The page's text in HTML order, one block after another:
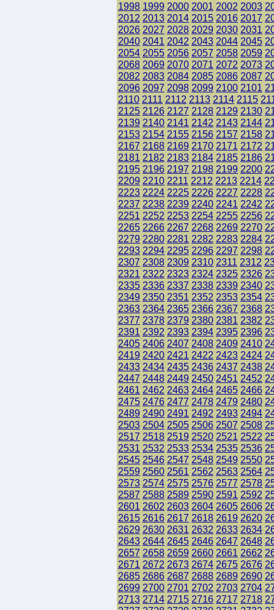
1998 1999 2000 2001 2002 2003
2012 2013 2014 2015 2016 2017
2026 2027 2028 2029 2030 2031
2040 2041 2042 2043 2044 2045
2054 2055 2056 2057 2058 2059
2068 2069 2070 2071 2072 2073
2082 2083 2084 2085 2086 2087
2096 2097 2098 2099 2100 2101
2110 2111 2112 2113 2114 2115
2125 2126 2127 2128 2129 2130
2139 2140 2141 2142 2143 2144
2153 2154 2155 2156 2157 2158
2167 2168 2169 2170 2171 2172
2181 2182 2183 2184 2185 2186
2195 2196 2197 2198 2199 2200
2209 2210 2211 2212 2213 2214
2223 2224 2225 2226 2227 2228
2237 2238 2239 2240 2241 2242
2251 2252 2253 2254 2255 2256
2265 2266 2267 2268 2269 2270
2279 2280 2281 2282 2283 2284
2293 2294 2295 2296 2297 2298
2307 2308 2309 2310 2311 2312
2321 2322 2323 2324 2325 2326
2335 2336 2337 2338 2339 2340
2349 2350 2351 2352 2353 2354
2363 2364 2365 2366 2367 2368
2377 2378 2379 2380 2381 2382
2391 2392 2393 2394 2395 2396
2405 2406 2407 2408 2409 2410
2419 2420 2421 2422 2423 2424
2433 2434 2435 2436 2437 2438
2447 2448 2449 2450 2451 2452
2461 2462 2463 2464 2465 2466
2475 2476 2477 2478 2479 2480
2489 2490 2491 2492 2493 2494
2503 2504 2505 2506 2507 2508
2517 2518 2519 2520 2521 2522
2531 2532 2533 2534 2535 2536
2545 2546 2547 2548 2549 2550
2559 2560 2561 2562 2563 2564
2573 2574 2575 2576 2577 2578
2587 2588 2589 2590 2591 2592
2601 2602 2603 2604 2605 2606
2615 2616 2617 2618 2619 2620
2629 2630 2631 2632 2633 2634
2643 2644 2645 2646 2647 2648
2657 2658 2659 2660 2661 2662
2671 2672 2673 2674 2675 2676
2685 2686 2687 2688 2689 2690
2699 2700 2701 2702 2703 2704
2713 2714 2715 2716 2717 2718